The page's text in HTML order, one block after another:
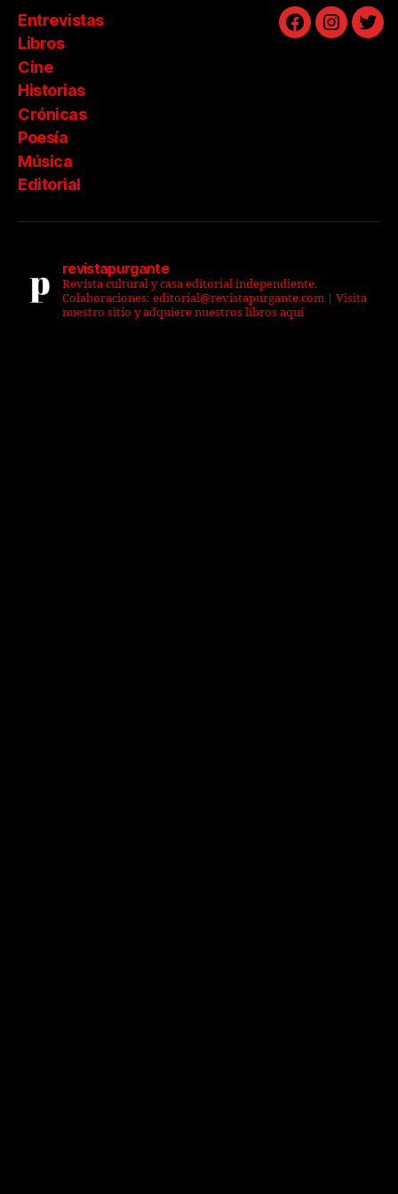
Entrevistas
Libros
Cine
Historias
Crónicas
Poesía
Música
Editorial
Facebook
revistapurgante
Revista cultural y casa editorial independiente.
Colaboraciones: editorial@revistapurgante.com | Visita
nuestro sitio y adquiere nuestros libros aquí